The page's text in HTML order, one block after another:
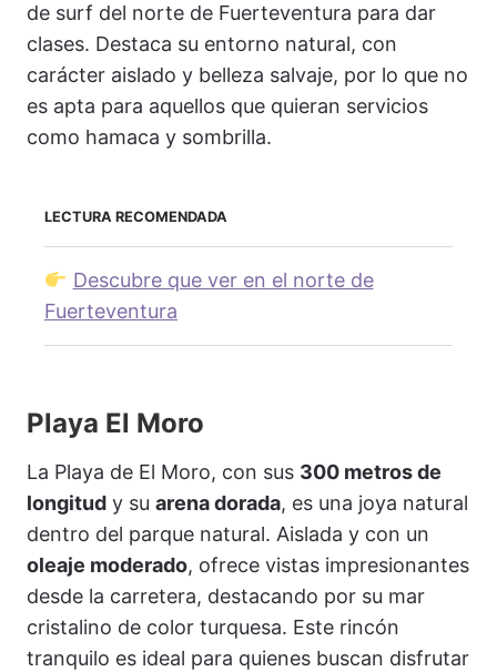
de surf del norte de Fuerteventura para dar
clases. Destaca su entorno natural, con
carácter aislado y belleza salvaje, por lo que no
es apta para aquellos que quieran servicios
como hamaca y sombrilla.
LECTURA RECOMENDADA
Descubre que ver en el norte de
Fuerteventura
Playa El Moro
La Playa de El Moro, con sus 300 metros de
longitud y su arena dorada, es una joya natural
dentro del parque natural. Aislada y con un
oleaje moderado, ofrece vistas impresionantes
desde la carretera, destacando por su mar
cristalino de color turquesa. Este rincón
tranquilo es ideal para quienes buscan disfrutar